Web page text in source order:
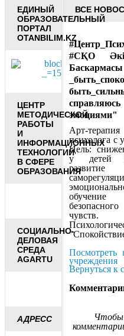
ЕДИНЫЙ
ОБРАЗОВАТЕЛЬНЫЙ
ПОРТАЛ
OTANBILIM.KZ
ЦЕНТР
МЕТОДИЧЕСКОЙ
РАБОТЫ
И
ИНФОРМАЦИОННЫХ
ТЕХНОЛОГИЙ
В СФЕРЕ
ОБРАЗОВАНИЯ
СОЦИАЛЬНО-
ДЕЛОВАЯ
СРЕДА
AGARTU
АДРЕСС
ВСЕ
#СҚО
эмоциями"
Арт-
психолога с
Цель:
у детей
чувств.
Посмотреть
учреждения
Вернуться к
Чтобы